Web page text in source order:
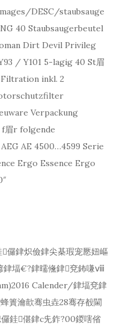
DESC/staubsauge
40 Staubsaugerbeutel
Dirt Devil Privileg
/ Y101 5-lagig 40 St眉
Filtration inkl. 2
Verpackung
眉r folgende
AE 4500…4599 Serie
Ergo Essence Ergo
儸銉炽儉銉尖棊瑕宠憠妞嶇
銉堛€?銉曘儵銉兗鈽嗛ⅷ
Calender/銉堛兗銉
簣瀹歖骞虫垚28骞存殾閫
銈偡銉с兂鈼?00鍐嗐偗